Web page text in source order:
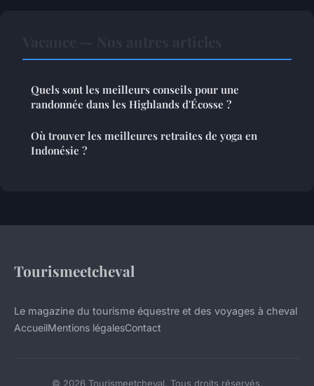
Quels sont les meilleurs conseils pour une
randonnée dans les Highlands d'Écosse ?
Où trouver les meilleures retraites de yoga en
Indonésie ?
Tourismeetcheval
Le magazine du tourisme équestre et des voyages à cheval
AccueilMentions légalesContact
© 2026 Tourismeetcheval. Tous droits réservés.